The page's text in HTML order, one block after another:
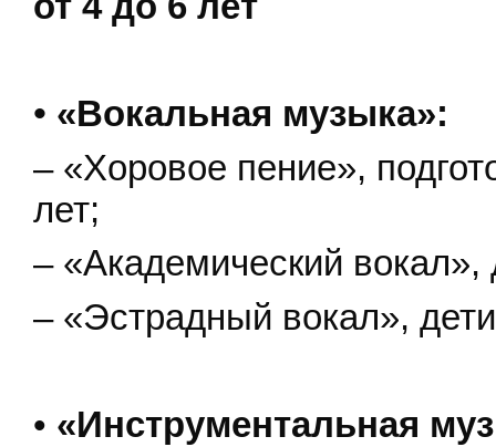
• «Вокальная музыка»:
– «Хоровое пение»,
лет;
– «Академический вокал»,
– «Эстрадный вокал»,
• «Инструментальная